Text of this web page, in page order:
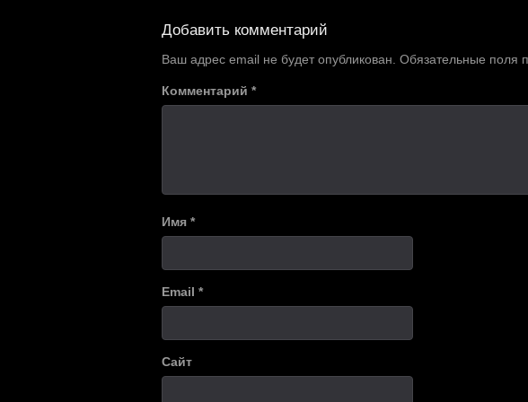
по
записям
Добавить комментарий
Ваш адрес email не будет опубликован. Обязательные поля
Комментарий *
Имя *
Email *
Сайт